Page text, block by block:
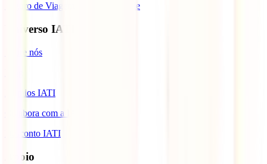
Seguro de Viagem para Cabo Verde
Universo IATI
Sobre nós
Prémios IATI
Colabora com a IATI
Desconto IATI
Apoio